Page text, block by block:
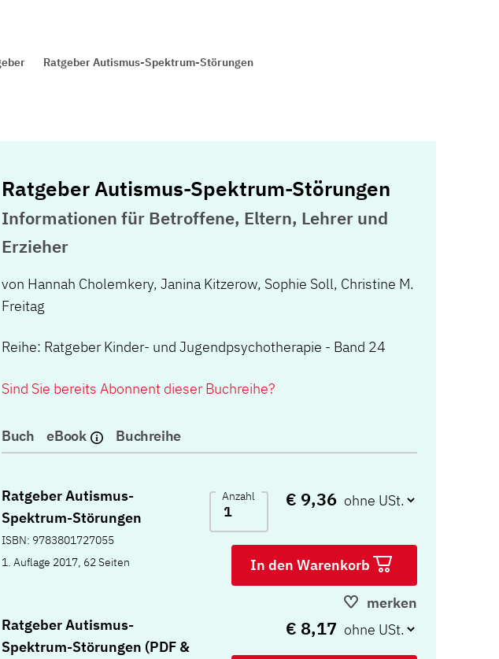
Ratgeber Autismus-Spektrum-Störungen
Ratgeber Autismus-Spektrum-Störungen
Informationen für Betroffene, Eltern, Lehrer und
Erzieher
von Hannah Cholemkery, Janina Kitzerow, Sophie Soll, Christine M.
Freitag
Reihe: Ratgeber Kinder- und Jugendpsychotherapie - Band 24
Sind Sie bereits Abonnent dieser Buchreihe?
Buch eBook Buchreihe
Ratgeber Autismus-
Spektrum-Störungen
ISBN: 9783801727055
1. Auflage 2017, 62 Seiten
Anzahl € 9,36
In den Warenkorb
merken
Ratgeber Autismus-
Spektrum-Störungen (PDF &
€ 8,17